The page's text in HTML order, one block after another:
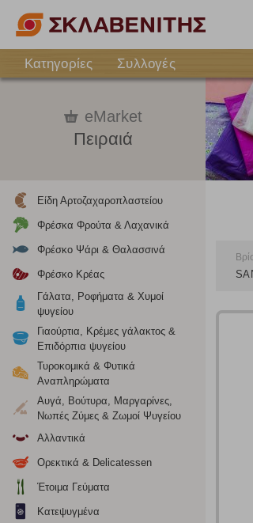
Κατηγορίες
Συλλογές
eMarket
Πειραιά
Είδη Αρτοζαχαροπλαστείου
Φρέσκα Φρούτα & Λαχανικά
Φρέσκο Ψάρι & Θαλασσινά
Φρέσκο Κρέας
Γάλατα, Ροφήματα & Χυμοί
ψυγείου
Γιαούρτια, Κρέμες γάλακτος &
Επιδόρπια ψυγείου
Τυροκομικά & Φυτικά
Αναπληρώματα
Αυγά, Βούτυρα, Μαργαρίνες,
Νωπές Ζύμες & Ζωμοί Ψυγείου
Αλλαντικά
Ορεκτικά & Delicatessen
Έτοιμα Γεύματα
Κατεψυγμένα